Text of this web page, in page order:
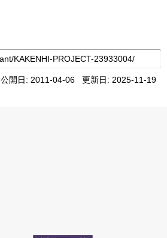
公開日: 2011-04-06 更新日: 2025-11-19